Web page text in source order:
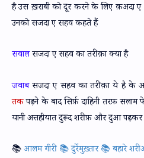
है उस ख़राबी को दूर करने के लिए क़अदा
उनको सजदा ए सहव कहते हैं
सवालसजदा ए सहव का तरीक़ा क्या है
जवाबसजदा ए सहव का तरीक़ा ये है के
तकपढ़ने के बाद सिर्फ़ दाहिनी तरफ़
यानी अत्तहीयात दुरूद शरीफ़ और दुआ
📚आलम गीरी 📚 दुर्रेमुख़्तार 📚 बहारे